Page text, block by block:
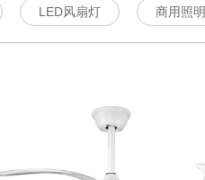
LED风扇灯 商用照明